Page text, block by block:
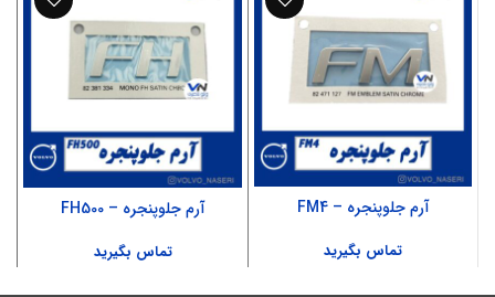
آرم جلوپنجره – FM4
تماس بگیرید
آرم جلوپنجره – FH500
تماس بگیرید